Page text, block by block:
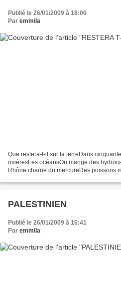
Publié le 26/01/2009 à 18:06
Par emmila
Que restera-t-il sur la terreDans
rivièresLes océansOn mange des
Rhône charrie du mercureDes poissons
PALESTINIEN
Publié le 26/01/2009 à 16:41
Par emmila